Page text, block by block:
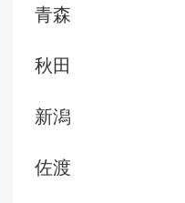
青森
秋田
新潟
佐渡